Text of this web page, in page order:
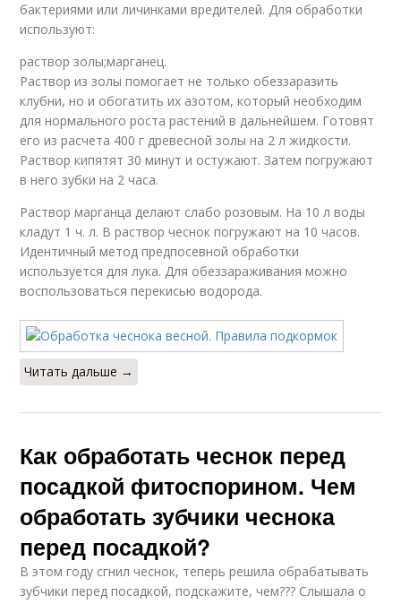
бактериями или личинками вредителей. Для обработки
используют:
раствор золы;марганец.
Раствор из золы помогает не только обеззаразить
клубни, но и обогатить их азотом, который необходим
для нормального роста растений в дальнейшем. Готовят
его из расчета 400 г древесной золы на 2 л жидкости.
Раствор кипятят 30 минут и остужают. Затем погружают
в него зубки на 2 часа.
Раствор марганца делают слабо розовым. На 10 л воды
кладут 1 ч. л. В раствор чеснок погружают на 10 часов.
Идентичный метод предпосевной обработки
используется для лука. Для обеззараживания можно
воспользоваться перекисью водорода.
Читать дальше →
Как обработать чеснок перед
посадкой фитоспорином. Чем
обработать зубчики чеснока
перед посадкой?
В этом году сгнил чеснок, теперь решила обрабатывать
зубчики перед посадкой, подскажите, чем??? Слышала о